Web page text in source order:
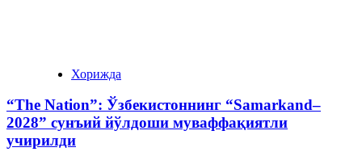
Хорижда
“The Nation”: Ўзбекистоннинг “Samarkand–
2028” сунъий йўлдоши муваффақиятли
учирилди